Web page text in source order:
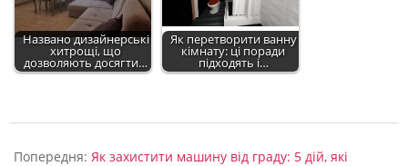
Названо дизайнерські
хитрощі, що
дозволяють досягти…
Як перетворити ванну
кімнату: ці поради
підходять і…
09-
Попередня: Як захистити машину від граду: 5 дій, які